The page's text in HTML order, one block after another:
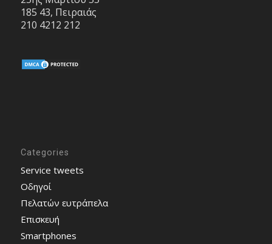
185 43, Πειραιάς
210 4212 212
Categories
Service tweets
Οδηγοί
Πελατών ευτράπελα
Επισκευή
Smartphones